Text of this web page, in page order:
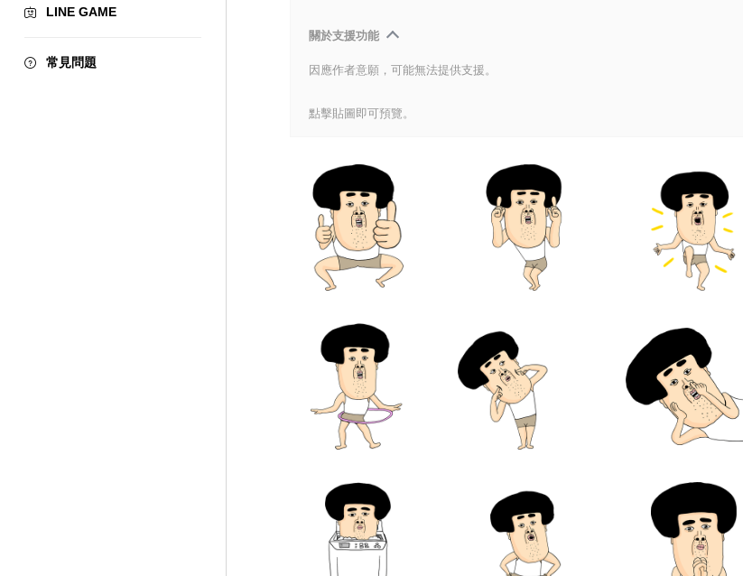
LINE GAME
常見問題
關於支援功能
因應作者意願，可能無法提供支援。
點擊貼圖即可預覽。